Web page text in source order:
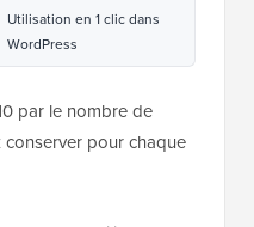
Utilisation en 1 clic dans
WordPress
par le nombre de
pour chaque